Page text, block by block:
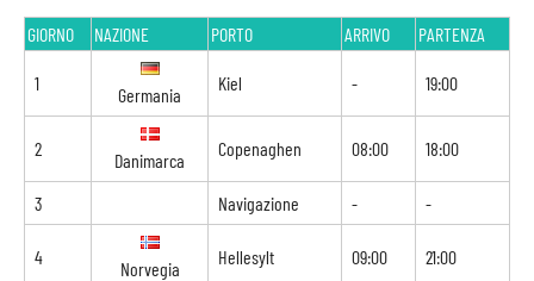
GIORNO NAZIONE PORTO ARRIVO PARTENZA
1
Germania
Kiel - 19:00
2
Danimarca
Copenaghen 08:00 18:00
3 Navigazione - -
4
Norvegia
Hellesylt 09:00 21:00